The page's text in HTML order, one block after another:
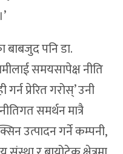
बाबजुद पनि डा.
समयसापेक्ष नीति
प्रेरित गरोस्’ उनी
समर्थन मात्रै
उत्पादन गर्ने कम्पनी,